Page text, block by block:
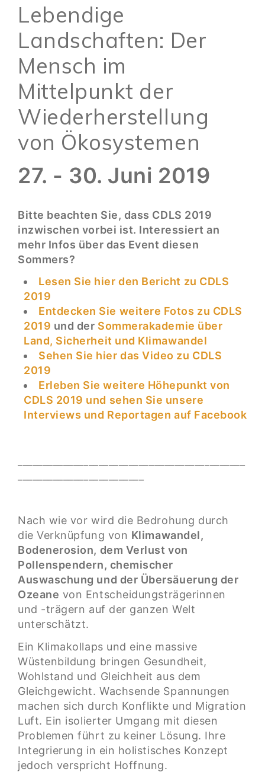
Lebendige
Landschaften: Der
Mensch im
Mittelpunkt der
Wiederherstellung
von Ökosystemen
27. - 30. Juni 2019
Bitte beachten Sie, dass CDLS 2019
inzwischen vorbei ist. Interessiert an
mehr Infos über das Event diesen
Sommers?
Lesen Sie hier den Bericht zu CDLS
2019
Entdecken Sie weitere Fotos zu CDLS
2019 und der Sommerakademie über
Land, Sicherheit und Klimawandel
Sehen Sie hier das Video zu CDLS
2019
Erleben Sie weitere Höhepunkt von
CDLS 2019 und sehen Sie unsere
Interviews und Reportagen auf Facebook
Nach wie vor wird die Bedrohung durch
die Verknüpfung von Klimawandel,
Bodenerosion, dem Verlust von
Pollenspendern, chemischer
Auswaschung und der Übersäuerung der
Ozeane von Entscheidungsträgerinnen
und -trägern auf der ganzen Welt
unterschätzt.
Ein Klimakollaps und eine massive
Wüstenbildung bringen Gesundheit,
Wohlstand und Gleichheit aus dem
Gleichgewicht. Wachsende Spannungen
machen sich durch Konflikte und Migration
Luft. Ein isolierter Umgang mit diesen
Problemen führt zu keiner Lösung. Ihre
Integrierung in ein holistisches Konzept
jedoch verspricht Hoffnung.